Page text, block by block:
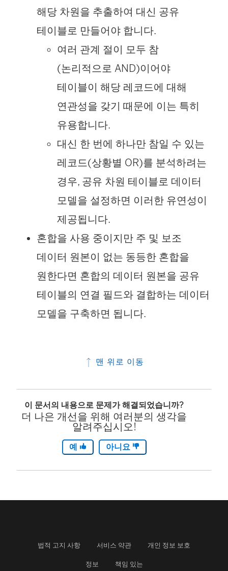
해당 차원을 추출하여 대신 공유
테이블로 만들어야 합니다.
여러 관계 절이 모두 참
(논리적으로 AND)이어야
테이블이 해당 레코드에 대해
연관성을 갖기 때문에 이는 특히
유용합니다.
대신 한 번에 하나만 참일 수 있는
레코드(상황별 OR)를 분석하려는
경우, 공유 차원 테이블로 데이터
모델을 설정하면 이러한 유연성이
제공됩니다.
혼합을 사용 중이지만 주 및 보조
데이터 원본이 없는 동등한 혼합을
원한다면 혼합의 데이터 원본을 공유
테이블의 연결 필드와 결합하는 데이터
모델을 구축하면 됩니다.
맨 위로 이동
이 문서의 내용으로 문제가 해결되었습니까?
더 나은 개선을 위해 여러분의 생각을
알려주십시오!
예 아니요
법적 고지 사항 서비스 약관 개인 정보 보호
정보 책임 있는